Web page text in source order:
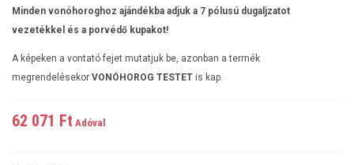
Minden vonóhoroghoz ajándékba adjuk a 7 pólusú dugaljzatot
vezetékkel és a porvédő kupakot!
A képeken a vontató fejet mutatjuk be, azonban a termék
megrendelésekor VONÓHOROG TESTET is kap.
62 071 Ft‎ Adóval